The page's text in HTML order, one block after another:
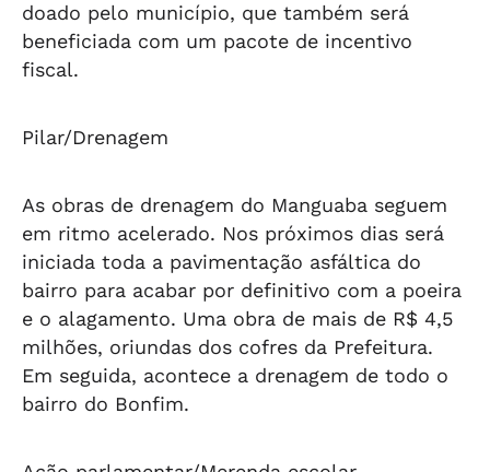
doado pelo município, que também será
beneficiada com um pacote de incentivo
fiscal.
Pilar/Drenagem
As obras de drenagem do Manguaba seguem
em ritmo acelerado. Nos próximos dias será
iniciada toda a pavimentação asfáltica do
bairro para acabar por definitivo com a poeira
e o alagamento. Uma obra de mais de R$ 4,5
milhões, oriundas dos cofres da Prefeitura.
Em seguida, acontece a drenagem de todo o
bairro do Bonfim.